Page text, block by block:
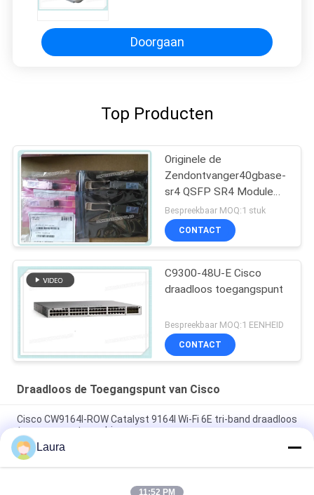
Doorgaan
Top Producten
Originele de
Zendontvanger40gbase-
sr4 QSFP SR4 Module
van Cisco qsfp-40g-SR4
Bespreekbaar MOQ:1 stuk
CONTACT
C9300-48U-E Cisco
draadloos toegangspunt
Bespreekbaar MOQ:1 EENHEID
CONTACT
Draadloos de Toegangspunt van Cisco
Cisco CW9164I-ROW Catalyst 9164I Wi-Fi 6E tri-band draadloos
toegangspunt voor binnen
Huawei AirEngine 6776-X6ETH Outdoor Wi-Fi 7 AP, IP68, 10 GE
Uplink
Laura
11:52 PM